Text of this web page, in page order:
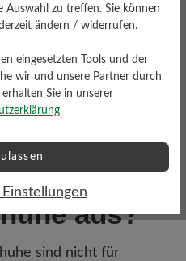
Sie verbinden viel
flexiblen Sohlen,
vielseitigen Designs
die
aus?
sind nicht für
Auswahl zu treffen. Sie können
ändern / widerrufen.
eingesetzten Tools und der
wir und unsere Partner durch
Sie in unserer